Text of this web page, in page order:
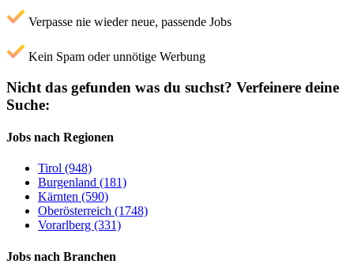
Verpasse nie wieder neue, passende Jobs
Kein Spam oder unnötige Werbung
Nicht das gefunden was du suchst? Verfeinere deine
Suche:
Jobs nach Regionen
Tirol (948)
Burgenland (181)
Kärnten (590)
Oberösterreich (1748)
Vorarlberg (331)
Jobs nach Branchen